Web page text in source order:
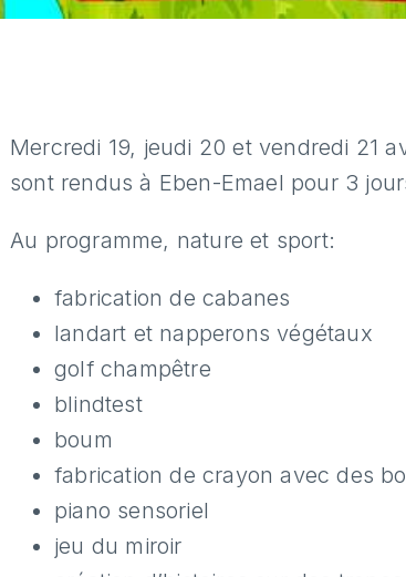
Mercredi 19, jeudi 20 et vendredi 21
sont rendus à Eben-Emael pour 3
Au programme, nature et sport:
fabrication de cabanes
landart et napperons végétaux
golf champêtre
blindtest
boum
fabrication de crayon avec des
piano sensoriel
jeu du miroir